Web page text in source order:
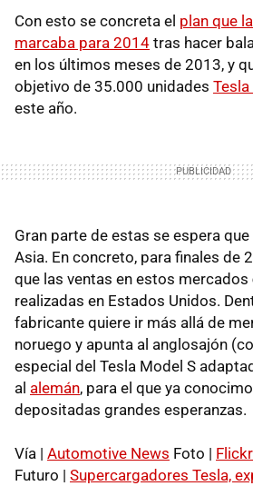
Con esto se concreta el plan que
marcaba para 2014 tras hacer
en los últimos meses de 2013, y
objetivo de 35.000 unidades
este año.
Gran parte de estas se espera
Asia. En concreto, para finales de
que las ventas en estos mercados
realizadas en Estados Unidos.
fabricante quiere ir más allá de
noruego y apunta al anglosajón
especial del Tesla Model S
al alemán, para el que ya
depositadas grandes esperanzas.
Vía | Automotive News Foto | Flickr
Futuro | Supercargadores Tesla,